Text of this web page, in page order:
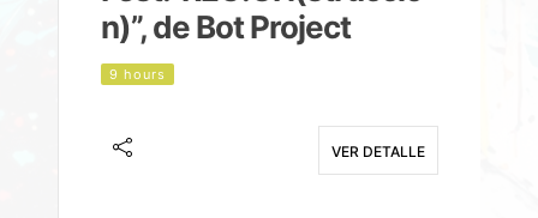
n)”, de Bot Project
9 hours
VER DETALLE